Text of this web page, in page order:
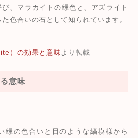
、マラカイトの緑色と、アズライト
色合いの石として知られています。
）の効果と意味より転載
意味
緑の色合いと目のような縞模様から